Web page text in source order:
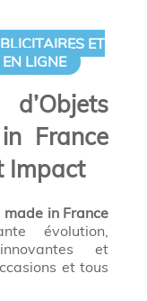
ET
LIGNE
France
Impact
in France
évolution,
et
et tous